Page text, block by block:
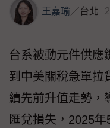
王嘉瑜 ／台北
台系被動元件供應
到中美關稅急單拉
續先前升值走勢，
匯兌損失，2025